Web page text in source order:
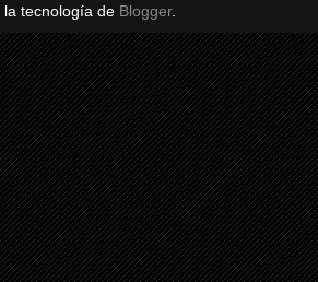
la tecnología de Blogger.